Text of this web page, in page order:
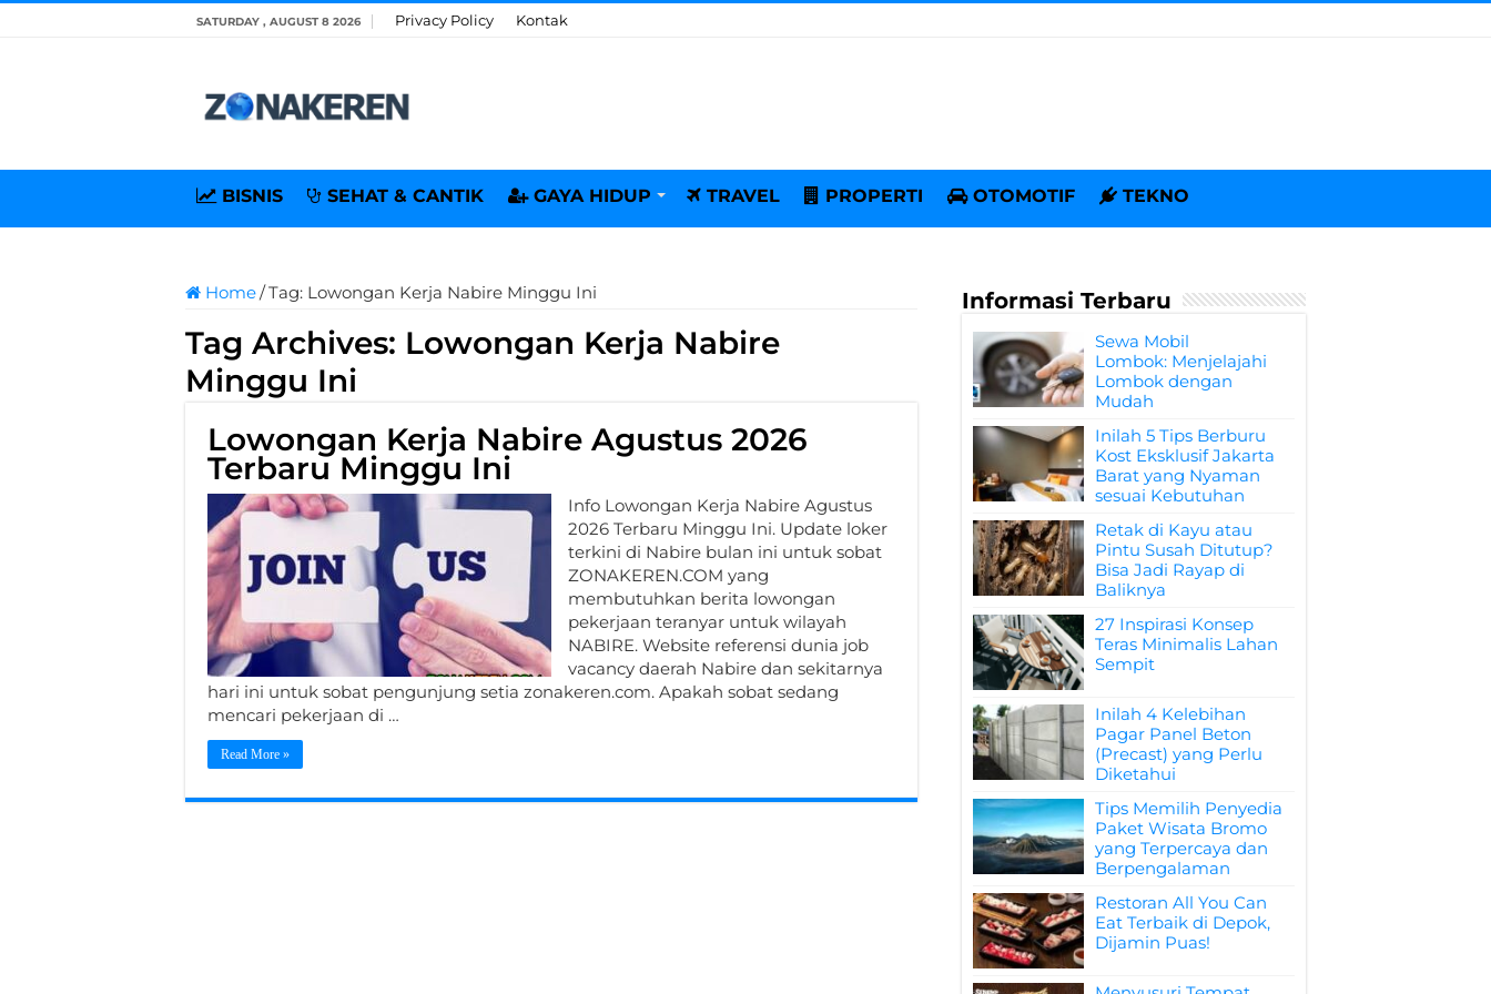
SATURDAY , AUGUST 8 2026 Privacy Policy Kontak
BISNIS SEHAT & CANTIK GAYA HIDUP TRAVEL PROPERTI OTOMOTIF TEKNO
Home/Tag: Lowongan Kerja Nabire Minggu Ini
Tag Archives: Lowongan Kerja Nabire
Minggu Ini
Lowongan Kerja Nabire Agustus 2026
Terbaru Minggu Ini
Info Lowongan Kerja Nabire Agustus
2026 Terbaru Minggu Ini. Update loker
terkini di Nabire bulan ini untuk sobat
ZONAKEREN.COM yang
membutuhkan berita lowongan
pekerjaan teranyar untuk wilayah
NABIRE. Website referensi dunia job
vacancy daerah Nabire dan sekitarnya
hari ini untuk sobat pengunjung setia zonakeren.com. Apakah sobat sedang
mencari pekerjaan di …
Read More »
Informasi Terbaru
Sewa Mobil
Lombok: Menjelajahi
Lombok dengan
Mudah
Inilah 5 Tips Berburu
Kost Eksklusif Jakarta
Barat yang Nyaman
sesuai Kebutuhan
Retak di Kayu atau
Pintu Susah Ditutup?
Bisa Jadi Rayap di
Baliknya
27 Inspirasi Konsep
Teras Minimalis Lahan
Sempit
Inilah 4 Kelebihan
Pagar Panel Beton
(Precast) yang Perlu
Diketahui
Tips Memilih Penyedia
Paket Wisata Bromo
yang Terpercaya dan
Berpengalaman
Restoran All You Can
Eat Terbaik di Depok,
Dijamin Puas!